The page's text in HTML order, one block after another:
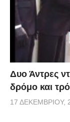
Δυο Άντρες
δρόμο και
17 ΔΕΚΕΜΒΡΊΟΥ,